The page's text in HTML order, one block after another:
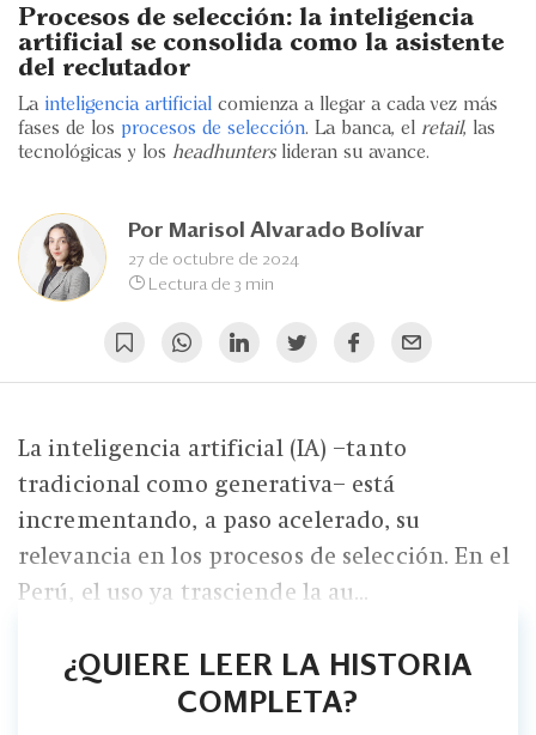
Blogs
Ranking CEO
Edición Impresa
Procesos de selección: la inteligencia
artificial se consolida como la asistente
del reclutador
La inteligencia artificial comienza a llegar a cada vez más
fases de los procesos de selección. La banca, el retail, las
tecnológicas y los headhunters lideran su avance.
Por Marisol Alvarado Bolívar
27 de octubre de 2024
Lectura de 3 min
La inteligencia artificial (IA) –tanto
tradicional como generativa– está
incrementando, a paso acelerado, su
relevancia en los procesos de selección. En el
Perú, el uso ya trasciende la au...
¿QUIERE LEER LA HISTORIA
COMPLETA?